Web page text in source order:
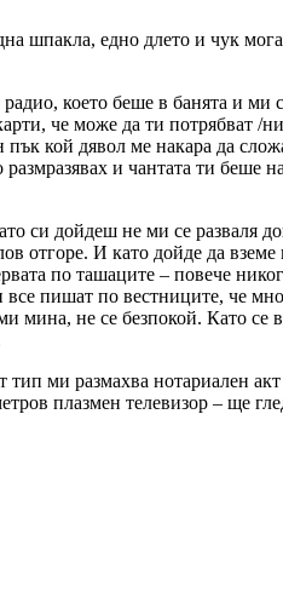
шпакла, едно длето и чук
което беше в банята и
че може да ти
кой дявол ме накара да
и чантата ти
си дойдеш не ми се разваля
И като дойде да
по ташаците – повече
пишат по вестниците, че
мина, не се безпокой. Като
ми размахва нотариален
плазмен телевизор – ще